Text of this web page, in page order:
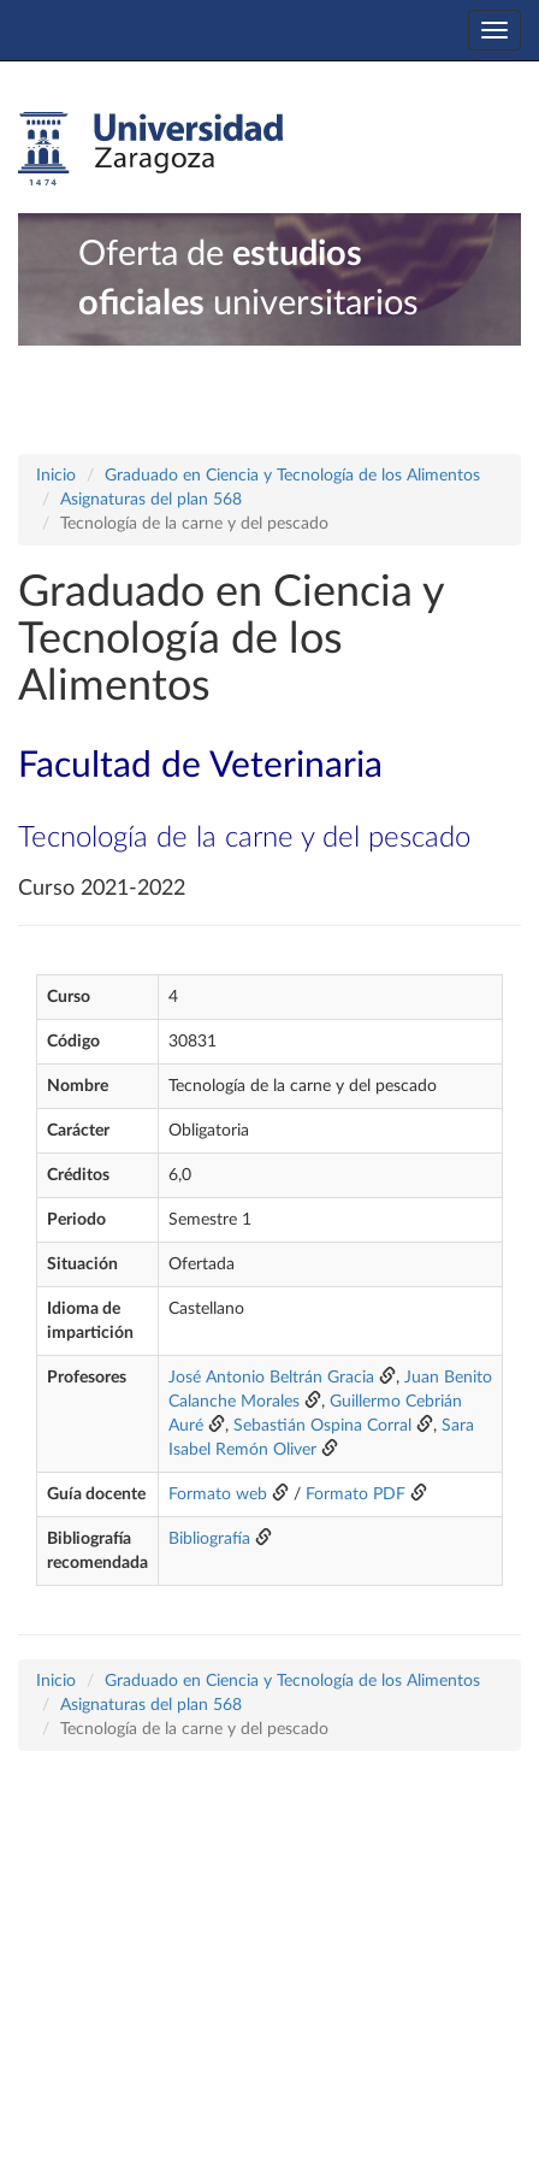
Oferta de estudios
oficiales universitarios
Inicio
Graduado en Ciencia y Tecnología de los Alimentos
Asignaturas del plan 568
Tecnología de la carne y del pescado
Graduado en Ciencia y
Tecnología de los
Alimentos
Facultad de Veterinaria
Tecnología de la carne y del pescado
Curso 2021-2022
Curso 4
Código 30831
Nombre Tecnología de la carne y del pescado
Carácter Obligatoria
Créditos 6,0
Periodo Semestre 1
Situación Ofertada
Idioma de
impartición
Castellano
Profesores José Antonio Beltrán Gracia , Juan Benito
Calanche Morales
, Guillermo Cebrián
Auré
, Sebastián Ospina Corral , Sara
Isabel Remón Oliver
Guía docente Formato web / Formato PDF
Bibliografía
recomendada
Bibliografía
Inicio
Graduado en Ciencia y Tecnología de los Alimentos
Asignaturas del plan 568
Tecnología de la carne y del pescado